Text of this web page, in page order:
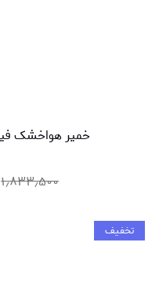
خمیر هواخشک فیمو استدلر با جلوه‌ی چوب
۱٫۸۳۳٫۵۰۰
تخفیف